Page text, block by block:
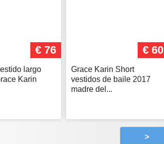
€ 76
largo
Karin
€ 60
Grace Karin Short
vestidos de baile 2017
madre del...
>